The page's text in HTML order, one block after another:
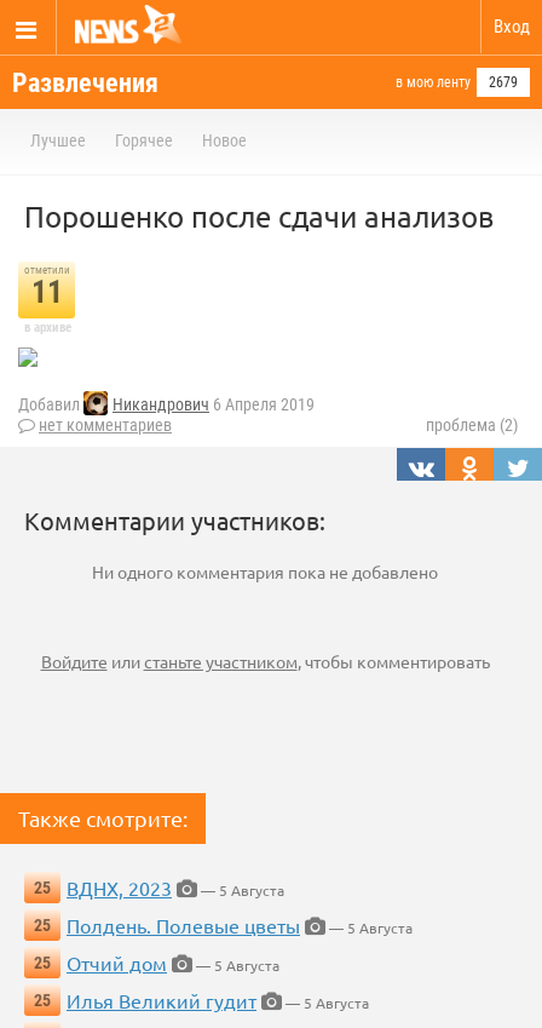
Вход
Развлечения в мою ленту 2679
Лучшее Горячее Новое
Порошенко после сдачи анализов
отметили
11
в архиве
Добавил Никандрович 6 Апреля 2019
нет комментариев
проблема (2)
Комментарии участников:
Ни одного комментария пока не добавлено
Войдите илистаньте участником, чтобы комментировать
Также смотрите:
25 ВДНХ, 2023
— 5 Августа
25
Полдень. Полевые цветы
— 5 Августа
25
Отчий дом
— 5 Августа
25
Илья Великий гудит
— 5 Августа